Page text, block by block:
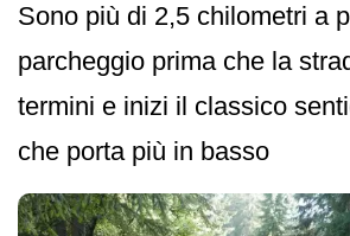
Sono più di 2,5 chilometri a
parcheggio prima che la
termini e inizi il classico
che porta più in basso